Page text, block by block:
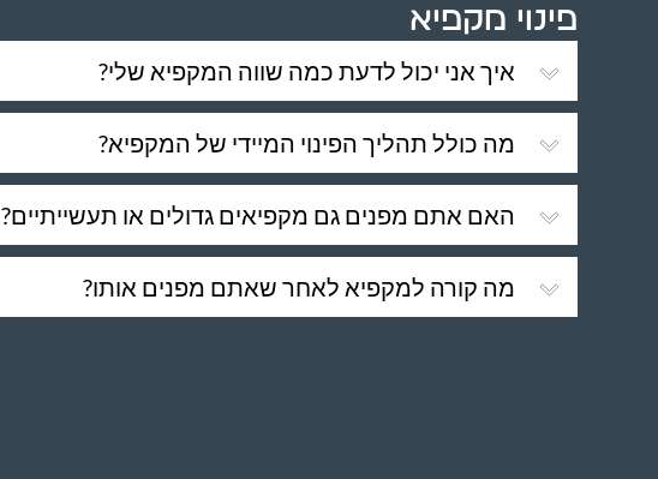
פינוי מקפיא
איך אני יכול לדעת כמה שווה המקפיא שלי?
מה כולל תהליך הפינוי המיידי של המקפיא?
האם אתם מפנים גם מקפיאים גדולים או תעשייתיים?
מה קורה למקפיא לאחר שאתם מפנים אותו?